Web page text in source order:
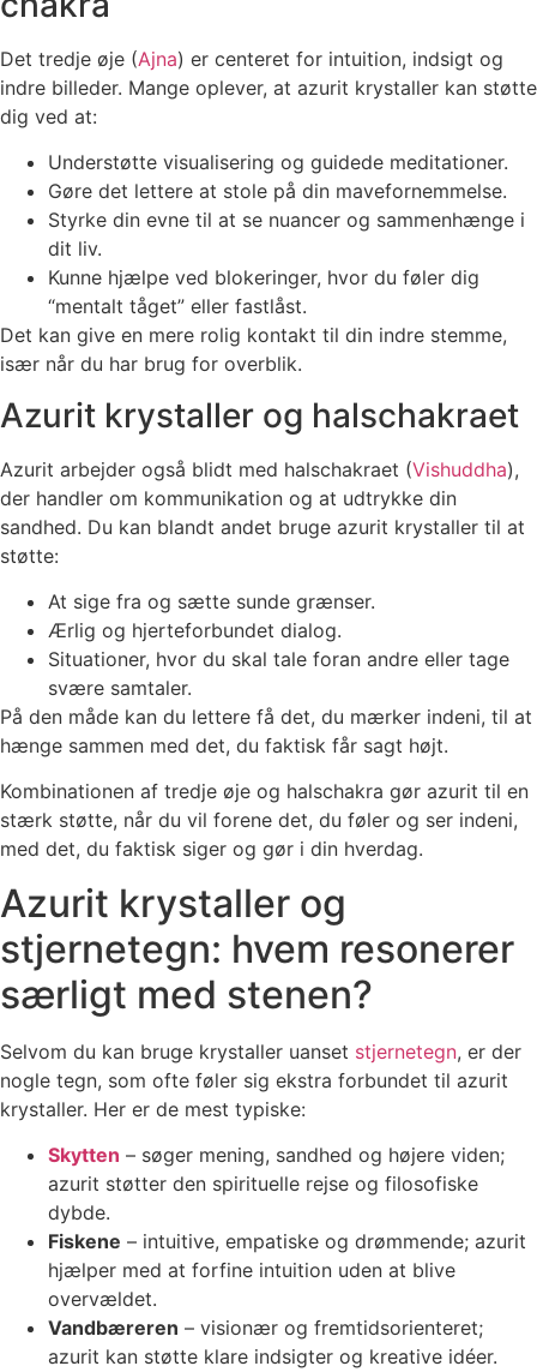
Det tredje øje (Ajna) er centeret for intuition, indsigt og
indre billeder. Mange oplever, at azurit krystaller kan støtte
dig ved at:
Understøtte visualisering og guidede meditationer.
Gøre det lettere at stole på din mavefornemmelse.
Styrke din evne til at se nuancer og sammenhænge i
dit liv.
Kunne hjælpe ved blokeringer, hvor du føler dig
“mentalt tåget” eller fastlåst.
Det kan give en mere rolig kontakt til din indre stemme,
især når du har brug for overblik.
Azurit krystaller og halschakraet
Azurit arbejder også blidt med halschakraet (Vishuddha),
der handler om kommunikation og at udtrykke din
sandhed. Du kan blandt andet bruge azurit krystaller til at
støtte:
At sige fra og sætte sunde grænser.
Ærlig og hjerteforbundet dialog.
Situationer, hvor du skal tale foran andre eller tage
svære samtaler.
På den måde kan du lettere få det, du mærker indeni, til at
hænge sammen med det, du faktisk får sagt højt.
Kombinationen af tredje øje og halschakra gør azurit til en
stærk støtte, når du vil forene det, du føler og ser indeni,
med det, du faktisk siger og gør i din hverdag.
Azurit krystaller og
stjernetegn: hvem resonerer
særligt med stenen?
Selvom du kan bruge krystaller uanset stjernetegn, er der
nogle tegn, som ofte føler sig ekstra forbundet til azurit
krystaller. Her er de mest typiske:
Skytten – søger mening, sandhed og højere viden;
azurit støtter den spirituelle rejse og filosofiske
dybde.
Fiskene – intuitive, empatiske og drømmende; azurit
hjælper med at forfine intuition uden at blive
overvældet.
Vandbæreren – visionær og fremtidsorienteret;
azurit kan støtte klare indsigter og kreative idéer.